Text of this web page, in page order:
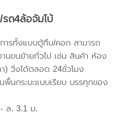
ถ4ล้อจัมโบ้
รทั้งแบบตู้ทึบ/คอก สามารถ
านขนย้ายทั่วไป เช่น สินค้า ห้อง
) วิ่งได้ตลอด 24ชั่วโมง
พื้นกระบะแบบเรียบ บรรทุกของ
ล. 3.1 ม.